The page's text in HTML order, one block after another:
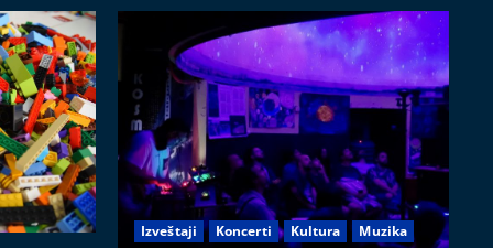
Izveštaji Koncerti Kultura Muzika